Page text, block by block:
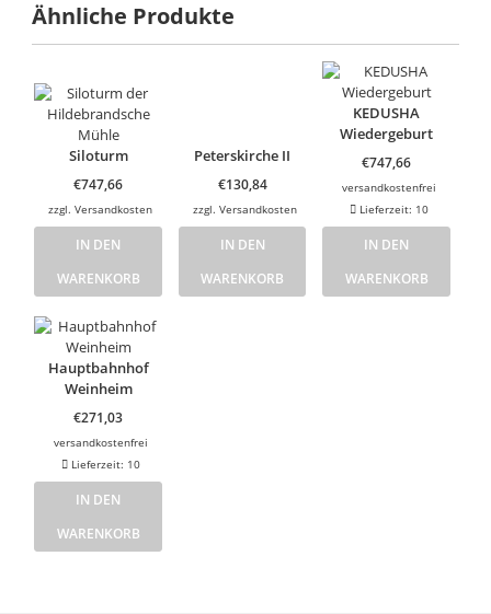
Ähnliche Produkte
Siloturm
€747,66
zzgl.Versandkosten
IN DEN
WARENKORB
Peterskirche II
€130,84
zzgl. Versandkosten
IN DEN
WARENKORB
KEDUSHA
Wiedergeburt
€747,66
versandkostenfrei
Lieferzeit: 10
IN DEN
WARENKORB
Hauptbahnhof
Weinheim
€271,03
versandkostenfrei
Lieferzeit: 10
IN DEN
WARENKORB